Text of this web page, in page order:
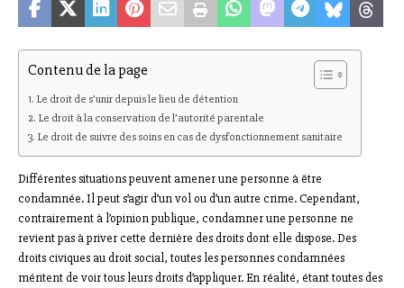
Contenu de la page
Le droit de s’unir depuis le lieu de détention
Le droit à la conservation de l’autorité parentale
Le droit de suivre des soins en cas de dysfonctionnement sanitaire
Différentes situations peuvent amener une personne à être
condamnée. Il peut s’agir d’un vol ou d’un autre crime. Cependant,
contrairement à l’opinion publique, condamner une personne ne
revient pas à priver cette dernière des droits dont elle dispose. Des
droits civiques au droit social, toutes les personnes condamnées
méritent de voir tous leurs droits d’appliquer. En réalité, étant toutes des